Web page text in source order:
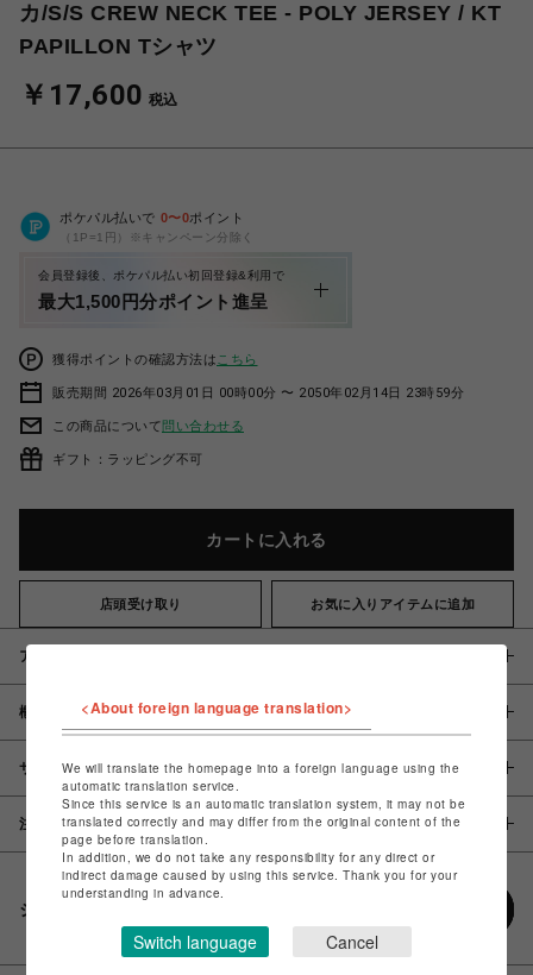
カ/S/S CREW NECK TEE - POLY JERSEY / KT
PAPILLON Tシャツ
￥17,600 税込
ポケパル払いで 0〜0ポイント
（1P=1円）※キャンペーン分除く
会員登録後、ポケパル払い初回登録&利用で
最大1,500円分ポイント進呈
獲得ポイントの確認方法は こちら
販売期間 2026年03月01日 00時00分 〜 2050年02月14日 23時59分
この商品について問い合わせる
ギフト：ラッピング不可
カートに入れる
店頭受け取り お気に入りアイテムに追加
アイテム説明 / 素材
概要
サイズ
注意事項
シェアする
<About foreign language translation>
We will translate the homepage into a foreign language using the
automatic translation service.
Since this service is an automatic translation system, it may not be
translated correctly and may differ from the original content of the
page before translation.
In addition, we do not take any responsibility for any direct or
indirect damage caused by using this service. Thank you for your
understanding in advance.
Switch language Cancel